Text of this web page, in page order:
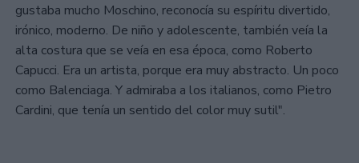
gustaba mucho Moschino, reconocía su espíritu divertido,
irónico, moderno. De niño y adolescente, también veía la
alta costura que se veía en esa época, como Roberto
Capucci. Era un artista, porque era muy abstracto. Un poco
como Balenciaga. Y admiraba a los italianos, como Pietro
Cardini, que tenía un sentido del color muy sutil".